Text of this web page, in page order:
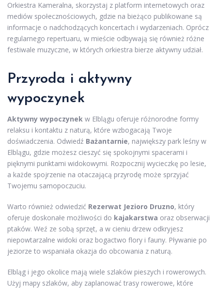
Orkiestra Kameralna, skorzystaj z platform internetowych oraz
mediów społecznościowych, gdzie na bieżąco publikowane są
informacje o nadchodzących koncertach i wydarzeniach. Oprócz
regularnego repertuaru, w mieście odbywają się również różne
festiwale muzyczne, w których orkiestra bierze aktywny udział.
Przyroda i aktywny
wypoczynek
Aktywny wypoczynek w Elblągu oferuje różnorodne formy
relaksu i kontaktu z naturą, które wzbogacają Twoje
doświadczenia. Odwiedź Bażantarnie, największy park leśny w
Elblągu, gdzie możesz cieszyć się spokojnymi spacerami i
pięknymi punktami widokowymi. Rozpocznij wycieczkę po lesie,
a każde spojrzenie na otaczającą przyrodę może sprzyjać
Twojemu samopoczuciu.
Warto również odwiedzić Rezerwat Jezioro Druzno, który
oferuje doskonałe możliwości do kajakarstwa oraz obserwacji
ptaków. Weź ze sobą sprzęt, a w cieniu drzew odkryjesz
niepowtarzalne widoki oraz bogactwo flory i fauny. Pływanie po
jeziorze to wspaniała okazja do obcowania z naturą.
Elbląg i jego okolice mają wiele szlaków pieszych i rowerowych.
Użyj mapy szlaków, aby zaplanować trasy rowerowe, które